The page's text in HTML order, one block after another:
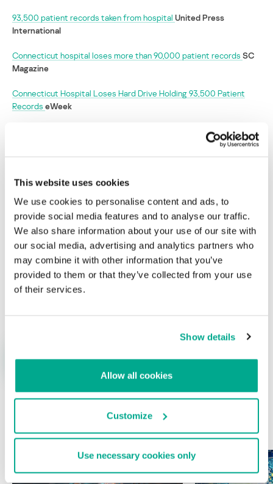
This website uses cookies
We use cookies to personalise content and ads, to
provide social media features and to analyse our traffic.
We also share information about your use of our site with
our social media, advertising and analytics partners who
may combine it with other information that you’ve
provided to them or that they’ve collected from your use
of their services.
Show details
Allow all cookies
Customize
Use necessary cookies only
93,500 patient records taken from hospital United Press
International
Connecticut hospital loses more than 90,000 patient records SC
Magazine
Connecticut Hospital Loses Hard Drive Holding 93,500 Patient
Records eWeek
Un centro médico estadounidense pierde los
Su dirección de correo electrónico no será publicada.
campos obligatorios están marcados con*
Nombre*
ÚLTIMAS PUBLICACIONES